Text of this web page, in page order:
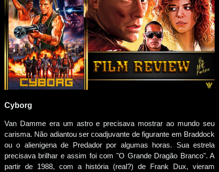
Cyborg
Van Damme era um astro e precisava mostrar ao mundo seu
carisma. Não adiantou ser coadjuvante de figurante em Braddock
ou o alienígena de Predador por algumas horas. Sua estrela
precisava brilhar e assim foi com "O Grande Dragão Branco". A
partir de 1988, com a história (real?) de Frank Dux, vieram